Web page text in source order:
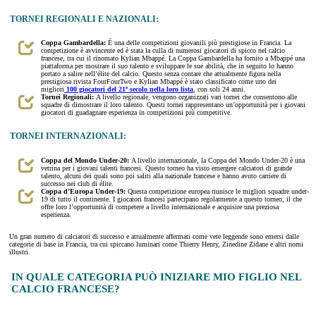
TORNEI REGIONALI E NAZIONALI:
Coppa Gambardella: È una delle competizioni giovanili più prestigiose in Francia. La
competizione è avvincente ed è stata la culla di numerosi giocatori di spicco nel calcio
francese, tra cui il rinomato Kylian Mbappé. La Coppa Gambardella ha fornito a Mbappé una
piattaforma per mostrare il suo talento e sviluppare le sue abilità, che in seguito lo hanno
portato a salire nell’élite del calcio. Questo senza contare che attualmente figura nella
prestigiosa rivista FourFourTwo e Kylian Mbappé è stato classificato come uno dei
migliori 100 giocatori del 21º secolo nella loro lista, con soli 24 anni.
Tornei Regionali: A livello regionale, vengono organizzati vari tornei che consentono alle
squadre di dimostrare il loro talento. Questi tornei rappresentano un’opportunità per i giovani
giocatori di guadagnare esperienza in competizioni più competitive.
TORNEI INTERNAZIONALI:
Coppa del Mondo Under-20: A livello internazionale, la Coppa del Mondo Under-20 è una
vetrina per i giovani talenti francesi. Questo torneo ha visto emergere calciatori di grande
talento, alcuni dei quali sono poi saliti alla nazionale francese e hanno avuto carriere di
successo nei club di élite.
Coppa d’Europa Under-19: Questa competizione europea riunisce le migliori squadre under-
19 di tutto il continente. I giocatori francesi partecipano regolarmente a questo torneo, il che
offre loro l’opportunità di competere a livello internazionale e acquisire una preziosa
esperienza.
Un gran numero di calciatori di successo e attualmente affermati come vere leggende sono emersi dalle
categorie di base in Francia, tra cui spiccano luminari come Thierry Henry, Zinedine Zidane e altri nomi
illustri.
IN QUALE CATEGORIA PUÒ INIZIARE MIO FIGLIO NEL
CALCIO FRANCESE?